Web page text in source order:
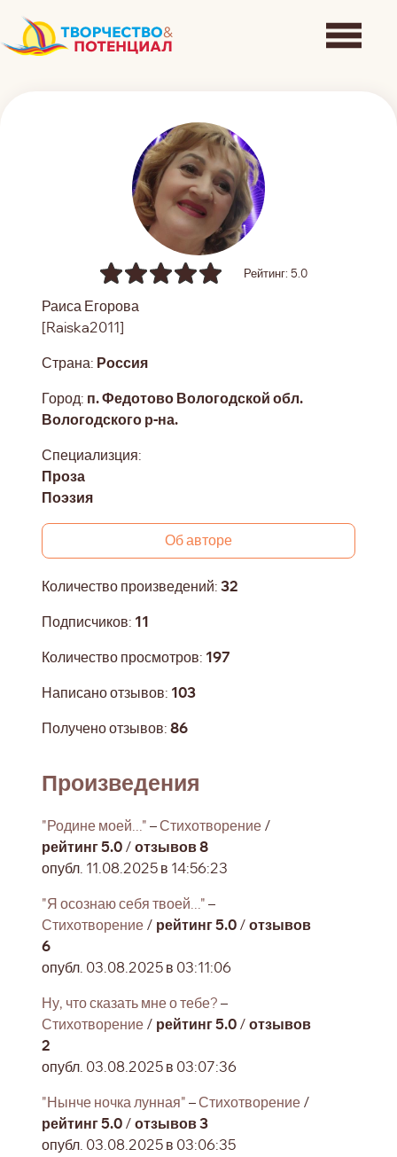
Рейтинг: 5.0
Раиса Егорова
[Raiska2011]
Страна: Россия
Город: п. Федотово Вологодской обл.
Вологодского р-на.
Специализция:
Проза
Поэзия
Об авторе
Количество произведений: 32
Подписчиков: 11
Количество просмотров: 197
Написано отзывов: 103
Получено отзывов: 86
Произведения
"Родине моей..." –Стихотворение /
рейтинг 5.0 / отзывов 8
опубл. 11.08.2025 в 14:56:23
"Я осознаю себя твоей..." –
Стихотворение / рейтинг 5.0 / отзывов
6
опубл. 03.08.2025 в 03:11:06
Ну, что сказать мне о тебе? –
Стихотворение / рейтинг 5.0 / отзывов
2
опубл. 03.08.2025 в 03:07:36
"Нынче ночка лунная" –Стихотворение /
рейтинг 5.0 / отзывов 3
опубл. 03.08.2025 в 03:06:35